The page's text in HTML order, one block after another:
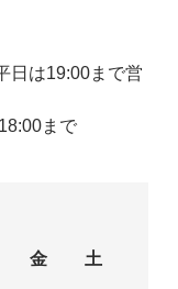
日は19:00まで営
まで
金 土